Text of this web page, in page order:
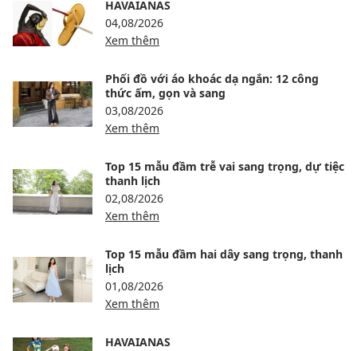
HAVAIANAS
04,08/2026
Xem thêm
Phối đồ với áo khoác dạ ngắn: 12 công
thức ấm, gọn và sang
03,08/2026
Xem thêm
Top 15 mẫu đầm trễ vai sang trọng, dự tiệc
thanh lịch
02,08/2026
Xem thêm
Top 15 mẫu đầm hai dây sang trọng, thanh
lịch
01,08/2026
Xem thêm
HAVAIANAS